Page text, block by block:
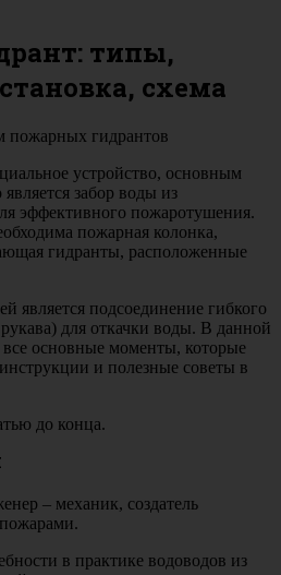
типы,
схема
устройство, основным
забор воды из
эффективного пожаротушения.
пожарная колонка,
гидранты, расположенные
является подсоединение гибкого
для откачки воды. В данной
все основные моменты, которые
и полезные советы в
до конца.
– механик, создатель
в практике водоводов из